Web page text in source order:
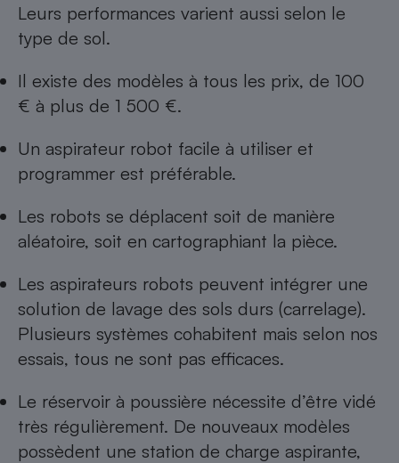
Leurs performances varient aussi selon le
type de sol.
Il existe des modèles à tous les prix, de 100
€ à plus de 1 500 €.
Un aspirateur robot facile à utiliser et
programmer est préférable.
Les robots se déplacent soit de manière
aléatoire, soit en cartographiant la pièce.
Les aspirateurs robots peuvent intégrer une
solution de lavage des sols durs (carrelage).
Plusieurs systèmes cohabitent mais selon nos
essais, tous ne sont pas efficaces.
Le réservoir à poussière nécessite d’être vidé
très régulièrement. De nouveaux modèles
possèdent une station de charge aspirante,